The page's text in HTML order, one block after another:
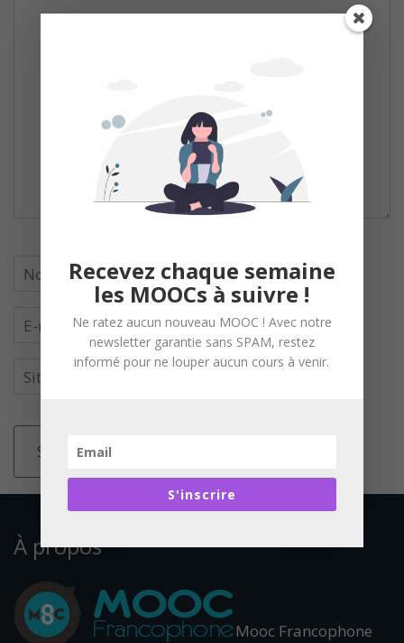
À propos
Mooc Francophone
Recevez chaque semaine
les MOOCs à suivre !
Ne ratez aucun nouveau MOOC ! Avec notre
newsletter garantie sans SPAM, restez
informé pour ne louper aucun cours à venir.
S'inscrire